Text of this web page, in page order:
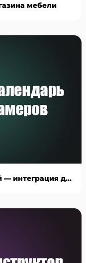
мебели
Календарь замеров и монтажей — интеграция для AmoCRM